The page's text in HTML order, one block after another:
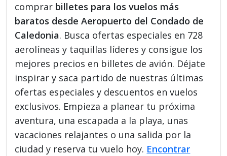
comprar billetes para los vuelos más
baratos desde Aeropuerto del Condado de
Caledonia. Busca ofertas especiales en 728
aerolíneas y taquillas líderes y consigue los
mejores precios en billetes de avión. Déjate
inspirar y saca partido de nuestras últimas
ofertas especiales y descuentos en vuelos
exclusivos. Empieza a planear tu próxima
aventura, una escapada a la playa, unas
vacaciones relajantes o una salida por la
ciudad y reserva tu vuelo hoy. Encontrar